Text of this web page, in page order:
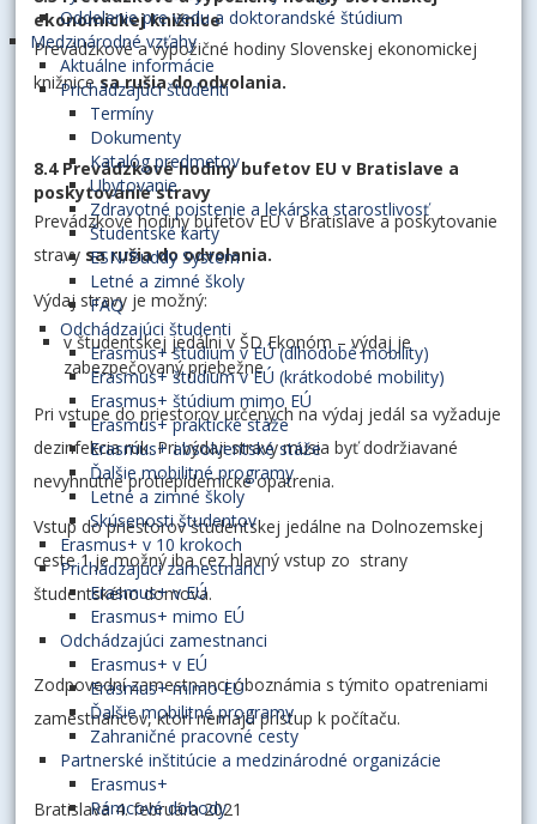
Oddelenie pre vedu a doktorandské štúdium
Medzinárodné vzťahy
Aktuálne informácie
Prichádzajúci študenti
Termíny
Dokumenty
Katalóg predmetov
Ubytovanie
Zdravotné poistenie a lekárska starostlivosť
Študentské karty
ESN/Buddy System
Letné a zimné školy
FAQ
Odchádzajúci študenti
Erasmus+ štúdium v EÚ (dlhodobé mobility)
Erasmus+ štúdium v EÚ (krátkodobé mobility)
Erasmus+ štúdium mimo EÚ
Erasmus+ praktické stáže
Erasmus+ absolventské stáže
Ďalšie mobilitné programy
Letné a zimné školy
Skúsenosti študentov
Erasmus+ v 10 krokoch
Prichádzajúci zamestnanci
Erasmus+ v EÚ
Erasmus+ mimo EÚ
Odchádzajúci zamestnanci
Erasmus+ v EÚ
Erasmus+ mimo EÚ
Ďalšie mobilitné programy
Zahraničné pracovné cesty
Partnerské inštitúcie a medzinárodné organizácie
Erasmus+
Rámcové dohody
ekonomickej knižnice
Prevádzkové a výpožičné hodiny Slovenskej ekonomickej
knižnicesa rušia do odvolania.
8.4 Prevádzkové hodiny bufetov EU v Bratislave a
poskytovanie stravy
Prevádzkové hodiny bufetov EU v Bratislave a poskytovanie
stravy sa rušia do odvolania.
Výdaj stravy je možný:
v študentskej jedálni v ŠD Ekonóm – výdaj je
zabezpečovaný priebežne
Pri vstupe do priestorov určených na výdaj jedál sa vyžaduje
dezinfekcia rúk. Pri výdaji stravy musia byť dodržiavané
nevyhnutné protiepidemické opatrenia.
Vstup do priestorov študentskej jedálne na Dolnozemskej
ceste 1 je možný iba cez hlavný vstup zo strany
študentského domova.
Zodpovední zamestnanci oboznámia s týmito opatreniami
zamestnancov, ktorí nemajú prístup k počítaču.
Bratislava 4. februára 2021